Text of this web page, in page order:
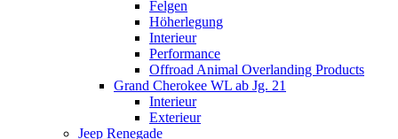
Felgen
Höherlegung
Interieur
Performance
Offroad Animal Overlanding Products
Grand Cherokee WL ab Jg. 21
Interieur
Exterieur
Jeep Renegade